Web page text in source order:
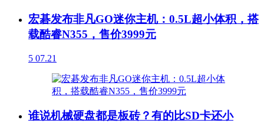
宏碁发布非凡GO迷你主机：0.5L超小体积，搭
载酷睿N355，售价3999元
5 07.21
谁说机械硬盘都是板砖？有的比SD卡还小